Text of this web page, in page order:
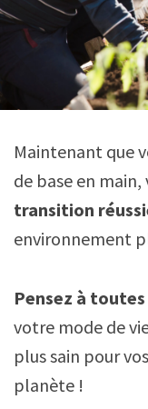
Maintenant que
de base en main,
transition
environnement
Pensez à toutes
votre mode de
plus sain pour
planète !